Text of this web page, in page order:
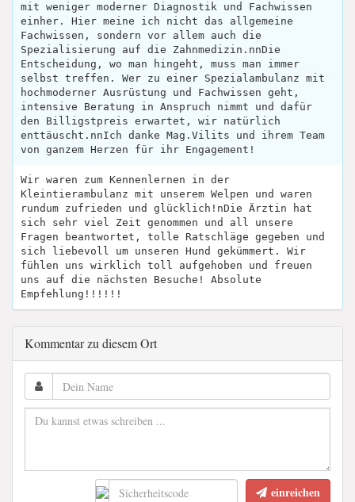
mit weniger moderner Diagnostik und Fachwissen
einher. Hier meine ich nicht das allgemeine
Fachwissen, sondern vor allem auch die
Spezialisierung auf die Zahnmedizin.nnDie
Entscheidung, wo man hingeht, muss man immer
selbst treffen. Wer zu einer Spezialambulanz mit
hochmoderner Ausrüstung und Fachwissen geht,
intensive Beratung in Anspruch nimmt und dafür
den Billigstpreis erwartet, wir natürlich
enttäuscht.nnIch danke Mag.Vilits und ihrem Team
von ganzem Herzen für ihr Engagement!
Wir waren zum Kennenlernen in der
Kleintierambulanz mit unserem Welpen und waren
rundum zufrieden und glücklich!nDie Ärztin hat
sich sehr viel Zeit genommen und all unsere
Fragen beantwortet, tolle Ratschläge gegeben und
sich liebevoll um unseren Hund gekümmert. Wir
fühlen uns wirklich toll aufgehoben und freuen
uns auf die nächsten Besuche! Absolute
Empfehlung!!!!!!
Kommentar zu diesem Ort
einreichen